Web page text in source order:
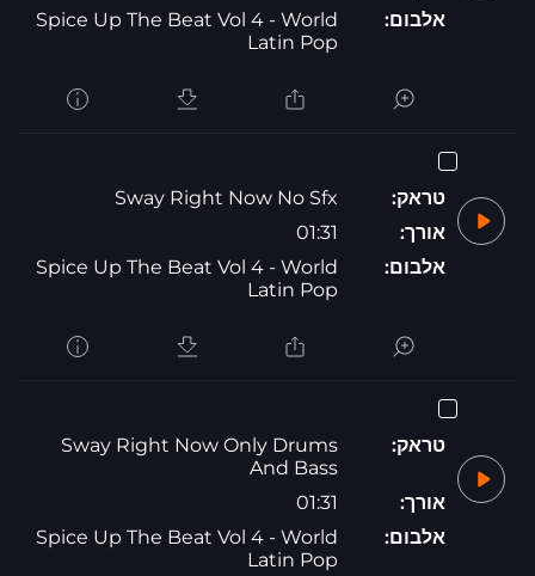
אלבום:
Spice Up The Beat Vol 4 - World
Latin Pop
טראק:
Sway Right Now No Sfx
אורך:
01:31
אלבום:
Spice Up The Beat Vol 4 - World
Latin Pop
טראק:
Sway Right Now Only Drums
And Bass
אורך:
01:31
אלבום:
Spice Up The Beat Vol 4 - World
Latin Pop